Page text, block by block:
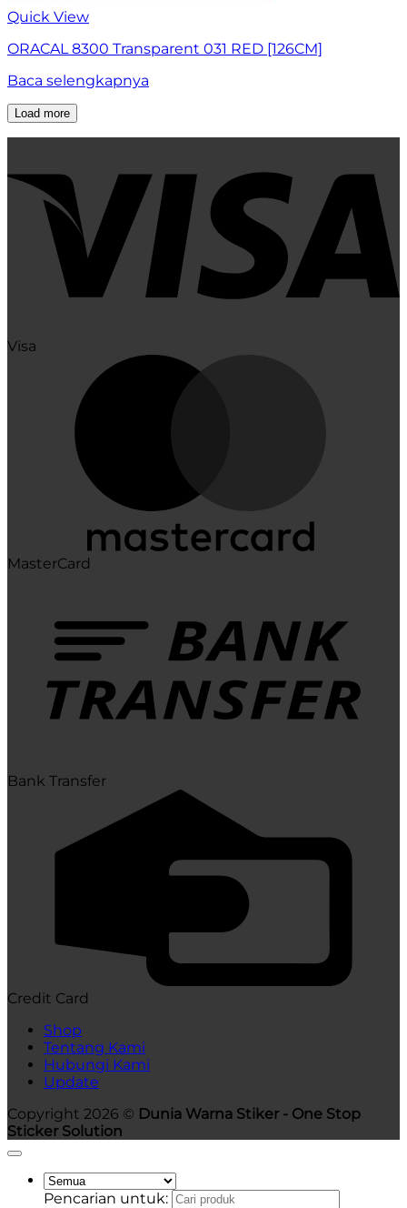
Quick View
ORACAL 8300 Transparent 031 RED [126CM]
Baca selengkapnya
Load more
Visa
MasterCard
Bank Transfer
Credit Card
Shop
Tentang Kami
Hubungi Kami
Update
Copyright 2026 © Dunia Warna Stiker - One Stop
Sticker Solution
Pencarian untuk: